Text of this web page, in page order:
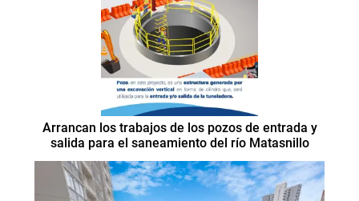
Arrancan los trabajos de los pozos de entrada y
salida para el saneamiento del río Matasnillo